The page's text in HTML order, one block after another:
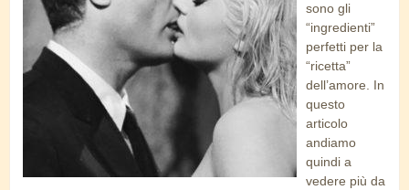
sono gli
“ingredienti”
perfetti per la
“ricetta”
dell’amore. In
questo
articolo
andiamo
quindi a
vedere più da